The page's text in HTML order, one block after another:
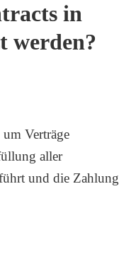
in
werden?
Verträge
aller
und die Zahlung